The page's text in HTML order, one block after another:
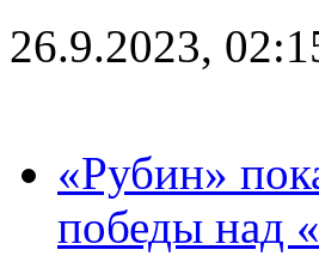
26.9.2023,
«Рубин»
победы над